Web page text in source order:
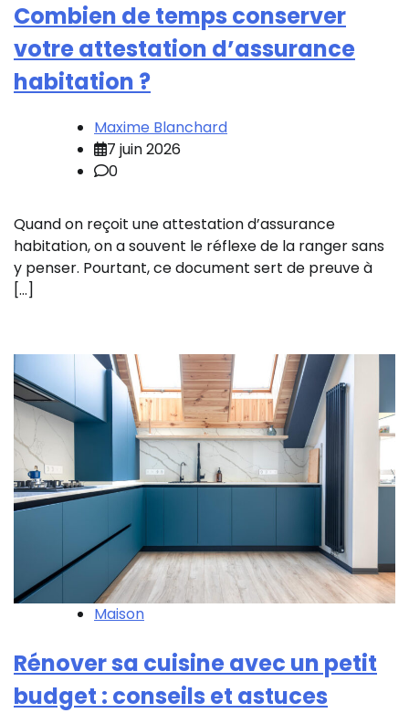
Combien de temps conserver
votre attestation d’assurance
habitation ?
Maxime Blanchard
7 juin 2026
0
Quand on reçoit une attestation d’assurance
habitation, on a souvent le réflexe de la ranger sans
y penser. Pourtant, ce document sert de preuve à
[…]
Maison
Rénover sa cuisine avec un petit
budget : conseils et astuces